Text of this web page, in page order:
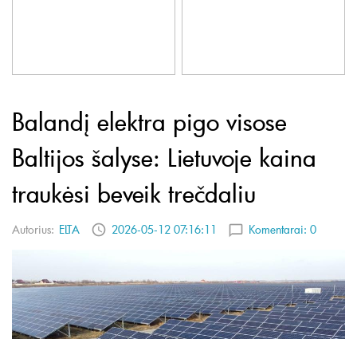
Balandį elektra pigo visose
Baltijos šalyse: Lietuvoje kaina
traukėsi beveik trečdaliu
Autorius: ELTA 2026-05-12 07:16:11 Komentarai: 0